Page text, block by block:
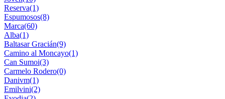
Reserva(1)
Espumosos(8)
Marca(60)
Alba(1)
Baltasar Gracián(9)
Camino al Moncayo(1)
Can Sumoi(3)
Carmelo Rodero(0)
Danivm(1)
Emilvini(2)